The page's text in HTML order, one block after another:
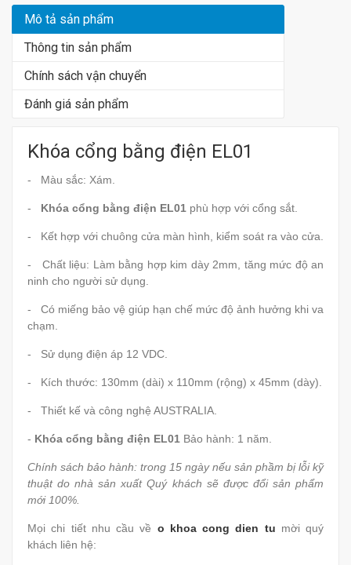
Mô tả sản phẩm
Thông tin sản phẩm
Chính sách vận chuyển
Đánh giá sản phẩm
Khóa cổng bằng điện EL01
- Màu sắc: Xám.
- Khóa cổng bằng điện EL01 phù hợp với cổng sắt.
- Kết hợp với chuông cửa màn hình, kiểm soát ra vào cửa.
- Chất liệu: Làm bằng hợp kim dày 2mm, tăng mức độ an
ninh cho người sử dụng.
- Có miếng bảo vệ giúp hạn chế mức độ ảnh hưởng khi va
chạm.
- Sử dụng điện áp 12 VDC.
- Kích thước: 130mm (dài) x 110mm (rộng) x 45mm (dày).
- Thiết kế và công nghệ AUSTRALIA.
- Khóa cổng bằng điện EL01 Bảo hành: 1 năm.
Chính sách bảo hành: trong 15 ngày nếu sản phầm bị lỗi kỹ
thuật do nhà sản xuất Quý khách sẽ được đổi sản phẩm
mới 100%.
Mọi chi tiết nhu cầu về o khoa cong dien tu mời quý
khách liên hệ: